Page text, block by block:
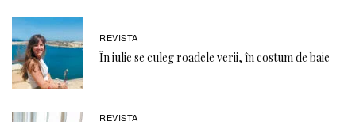
REVISTA
În iulie se culeg roadele verii, în costum de baie
REVISTA